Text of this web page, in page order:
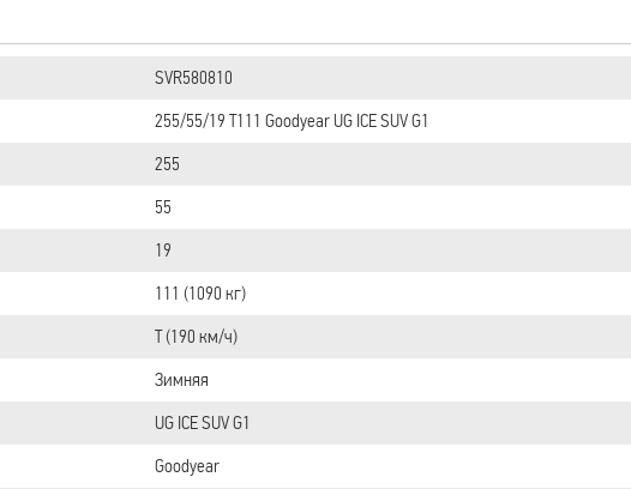
SVR580810
255/55/19 T111 Goodyear UG ICE SUV G1
255
55
19
111 (1090 кг)
T (190 км/ч)
Зимняя
UG ICE SUV G1
Goodyear